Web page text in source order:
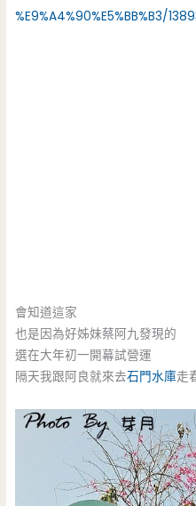
%E9%A4%90%E5%BB%B3/
會知道這家
也是因為好姊妹蔡阿九發現的
選在大年初一開幕試營運
隔天我跟阿良就來去石門水庫走